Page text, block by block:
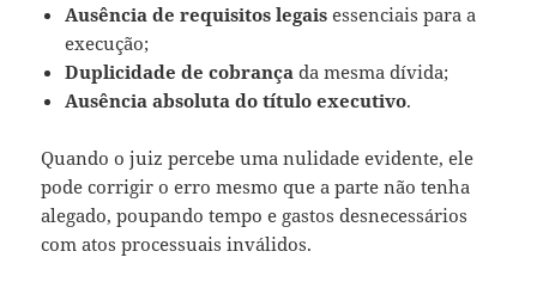
Ausência de requisitos legais essenciais para a
execução;
Duplicidade de cobrança da mesma dívida;
Ausência absoluta do título executivo.
Quando o juiz percebe uma nulidade evidente, ele
pode corrigir o erro mesmo que a parte não tenha
alegado, poupando tempo e gastos desnecessários
com atos processuais inválidos.